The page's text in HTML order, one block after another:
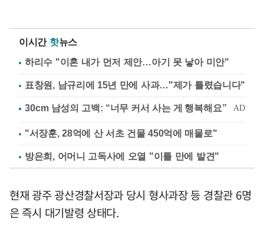
이시간 핫뉴스
하리수 "이혼 내가 먼저 제안…아기 못 낳아 미안"
표창원, 남규리에 15년 만에 사과…"제가 틀렸습니다"
"서장훈, 28억에 산 서초 건물 450억에 매물로"
방은희, 어머니 고독사에 오열 "이틀 만에 발견"
현재 광주 광산경찰서장과 당시 형사과장 등 경찰관 6명
은 즉시 대기발령 상태다.